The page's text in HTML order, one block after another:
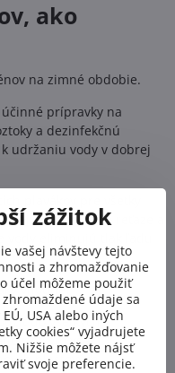
ako
na zimné obdobie.
prípravky na
a dezinfekčnú
udržaniu vody v dobrej
dajú pospájať do reťaze a
vhodné?
do všetkých
však
plastových,
zážitok
vašej návštevy tejto
a zhromažďovanie
účel môžeme použiť
údaje sa
USA alebo iných
cookies“ vyjadrujete
Nižšie môžete nájsť
svoje preferencie.